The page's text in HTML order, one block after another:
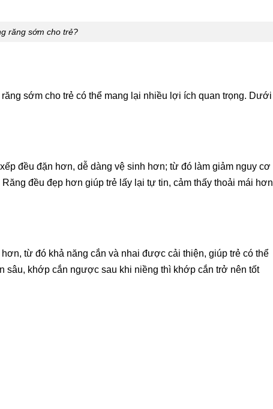
răng sớm cho trẻ?
sớm cho trẻ có thể mang lại nhiều lợi ích quan trọng. Dưới
đều đặn hơn, dễ dàng vệ sinh hơn; từ đó làm giảm nguy cơ
đều đẹp hơn giúp trẻ lấy lại tự tin, cảm thấy thoải mái hơn
từ đó khả năng cắn và nhai được cải thiện, giúp trẻ có thể
khớp cắn ngược sau khi niềng thì khớp cắn trở nên tốt